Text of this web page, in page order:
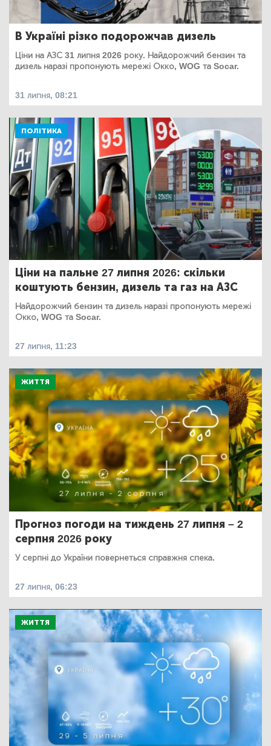
В Україні різко подорожчав дизель
Ціни на АЗС 31 липня 2026 року. Найдорожчий бензин та
дизель наразі пропонують мережі Окко, WOG та Socar.
31 липня, 08:21
ПОЛІТИКА
Ціни на пальне 27 липня 2026: скільки
коштують бензин, дизель та газ на АЗС
Найдорожчий бензин та дизель наразі пропонують мережі
Окко, WOG та Socar.
27 липня, 11:23
ЖИТТЯ
Прогноз погоди на тиждень 27 липня – 2
серпня 2026 року
У серпні до України повернеться справжня спека.
27 липня, 06:23
ЖИТТЯ